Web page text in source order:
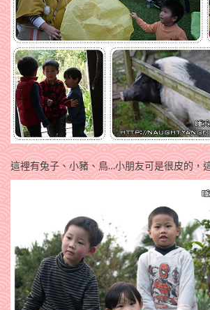
這裡有兔子、小豬、鳥…小朋友可是很皮的，